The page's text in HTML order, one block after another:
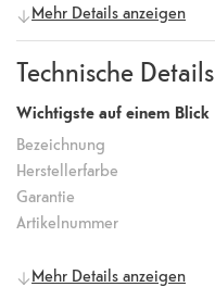
Mehr Details anzeigen
Technische Details
Wichtigste auf einem Blick
Bezeichnung
Herstellerfarbe
Garantie
Artikelnummer
Mehr Details anzeigen